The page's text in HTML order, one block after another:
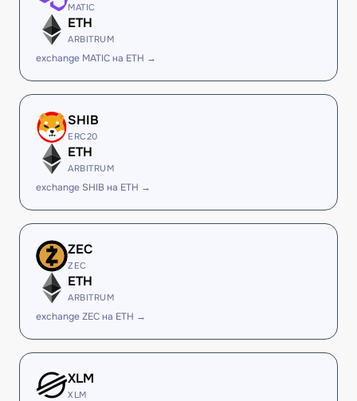
MATIC
ETH
ARBITRUM
exchange MATIC на ETH →
SHIB
ERC20
ETH
ARBITRUM
exchange SHIB на ETH →
ZEC
ZEC
ETH
ARBITRUM
exchange ZEC на ETH →
XLM
XLM